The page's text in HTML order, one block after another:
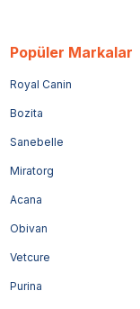
Popüler Markalar
Royal Canin
Bozita
Sanebelle
Miratorg
Acana
Obivan
Vetcure
Purina